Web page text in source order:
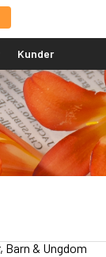
Kunder
& Ungdom